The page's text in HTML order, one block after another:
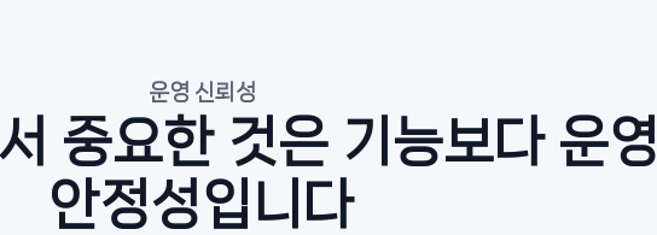
운영 신뢰성
중요한 것은 기능보다 운영
안정성입니다